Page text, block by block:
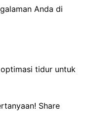
Anda di
tidur untuk
Share